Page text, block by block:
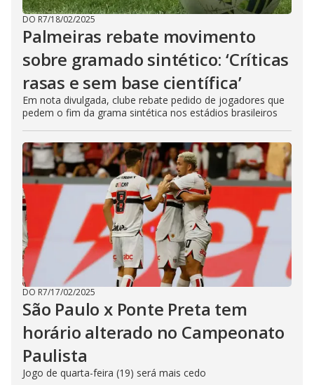
DO R7/18/02/2025
Palmeiras rebate movimento
sobre gramado sintético: ‘Críticas
rasas e sem base científica’
Em nota divulgada, clube rebate pedido de jogadores que
pedem o fim da grama sintética nos estádios brasileiros
DO R7/17/02/2025
São Paulo x Ponte Preta tem
horário alterado no Campeonato
Paulista
Jogo de quarta-feira (19) será mais cedo